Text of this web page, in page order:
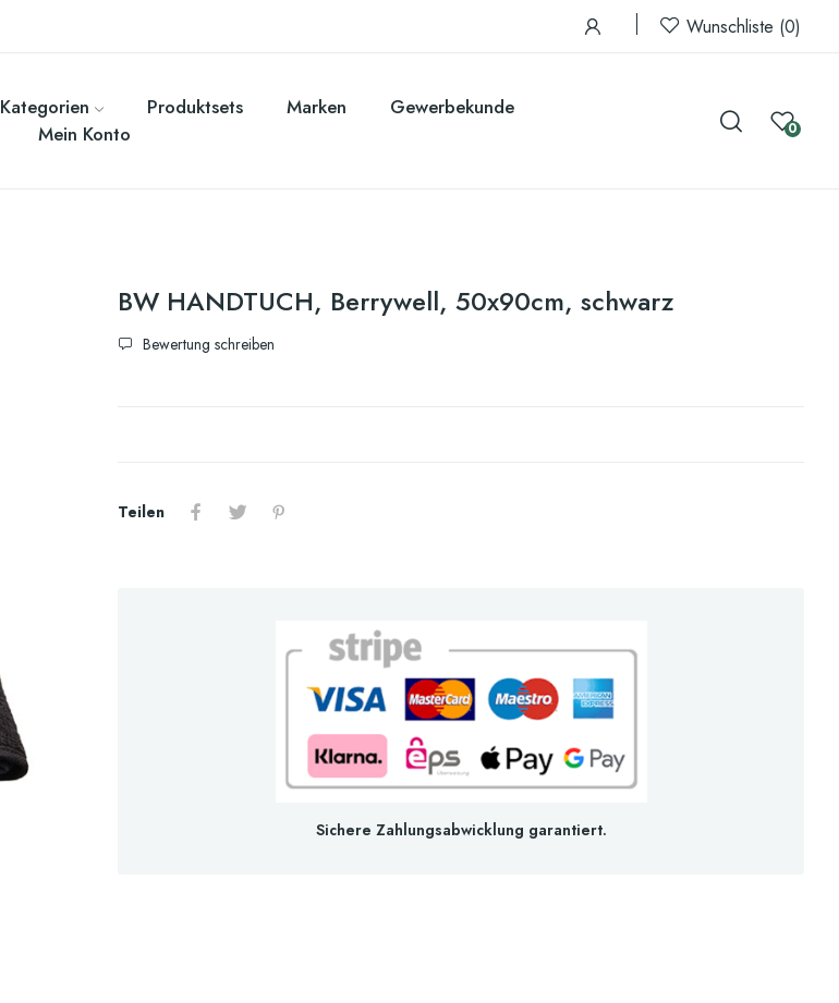
Wunschliste 0
Kategorien Produktsets Marken
Gewerbekunde
Mein Konto
0
BW HANDTUCH, Berrywell, 50x90cm, schwarz
Bewertung schreiben
Teilen
Sichere Zahlungsabwicklung garantiert.